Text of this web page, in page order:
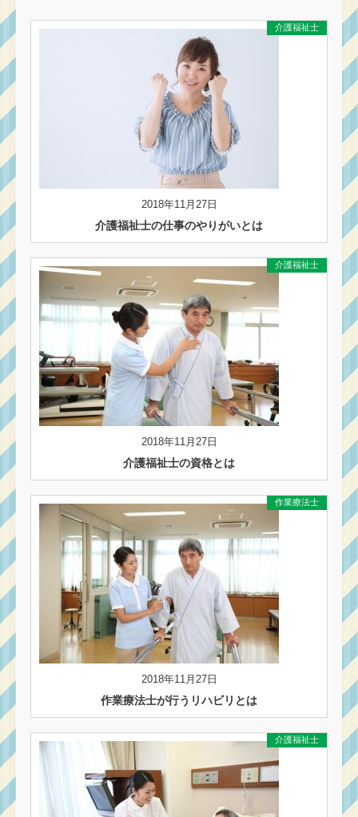
介護福祉士
2018年11月27日
介護福祉士の仕事のやりがいとは
介護福祉士
2018年11月27日
介護福祉士の資格とは
作業療法士
2018年11月27日
作業療法士が行うリハビリとは
介護福祉士